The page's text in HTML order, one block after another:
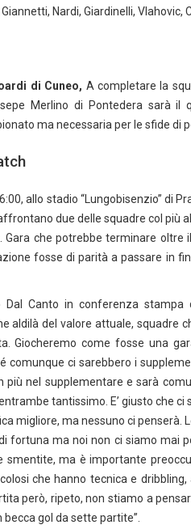
Nardi, Giardinelli, Vlahovic,
di Cuneo, A completare la
Merlino di Pontedera sarà
ma necessaria per le sfide di
allo stadio “Lungobisenzio” di
affrontano due delle squadre col più
che potrebbe terminare oltre
fosse di parità a passare in
Canto in conferenza stampa
aldilà del valore attuale, squadre
Giocheremo come fosse una
comunque ci sarebbero i
più nel supplementare e sarà
tantissimo. E’ giusto che
migliore, ma nessuno ci penserà.
fortuna ma noi non ci siamo mai
ma è importante
che hanno tecnica e
però, ripeto, non stiamo a
gol da sette partite”.